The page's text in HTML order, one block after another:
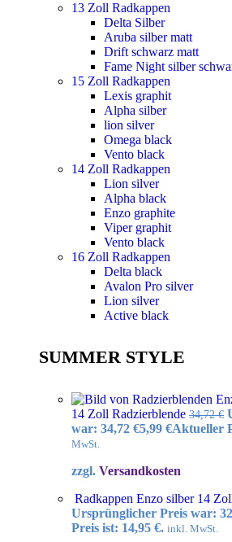
13 Zoll Radkappen
Delta Silber
Aruba silber matt
Drift schwarz matt
Fame Night silber
15 Zoll Radkappen
Lexis graphit
Alpha silber
lion silver
Omega black
Vento black
14 Zoll Radkappen
Lion silver
Alpha black
Enzo graphite
Viper graphit
Vento black
16 Zoll Radkappen
Delta black
Avalon Pro silver
Lion silver
Active black
SUMMER STYLE
14 Zoll Radzierblende 34,72€
war: 34,72 €5,99 €Aktueller
MwSt.
zzgl. Versandkosten
Radkappen Enzo silber 14
Ursprünglicher Preis war:
Preis ist: 14,95 €. inkl. MwSt.